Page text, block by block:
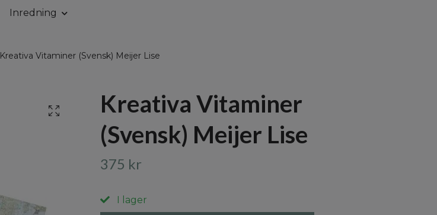
Inredning
Kreativa Vitaminer (Svensk) Meijer Lise
Kreativa Vitaminer
(Svensk) Meijer Lise
375 kr
I lager